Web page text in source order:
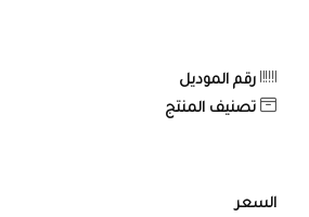
استثنائية.
زجاج مقوى مقاوم للخدوش
على لمعانه مع مرور الوقت.
رقم الموديل
تصنيف المنتج
السعر